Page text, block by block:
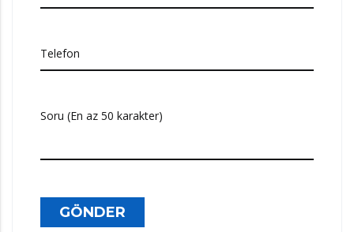
Telefon
Soru (En az 50 karakter)
GÖNDER